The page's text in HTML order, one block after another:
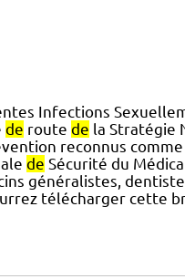
Infections
de route de la Stratégie
reconnus
de Sécurité du
généralistes,
télécharger cette